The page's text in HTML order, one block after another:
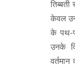
केवल
के पथ-
उनके